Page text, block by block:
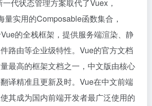
代状态管理方案取代了Vuex，
量实用的Composable函数集合，
的全栈框架，提供服务端渲染、静
路由等企业级特性。Vue的官方文档
最高的框架文档之一，中文版由核心
译精准且更新及时。Vue在中文前端
其成为国内前端开发者最广泛使用的